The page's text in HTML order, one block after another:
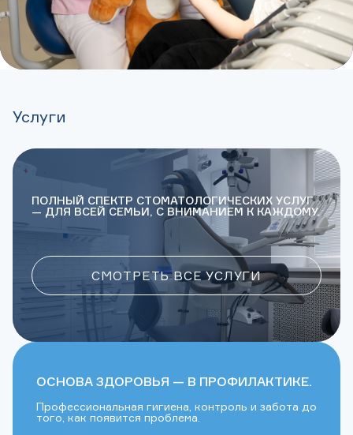
Услуги
ПОЛНЫЙ СПЕКТР СТОМАТОЛОГИЧЕСКИХ УСЛУГ
— ДЛЯ ВСЕЙ СЕМЬИ, С ВНИМАНИЕМ К КАЖДОМУ.
СМОТРЕТЬ ВСЕ УСЛУГИ
ОСНОВА ЗДОРОВЬЯ — В ПРОФИЛАКТИКЕ.
Профессиональная гигиена, контроль и забота до
того, как появится проблема.